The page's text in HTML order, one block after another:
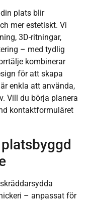
plats blir
mer estetiskt. Vi
3D-ritningar,
– med tydlig
kombinerar
för att skapa
enkla att använda,
Vill du börja planera
kontaktformuläret
– anpassat för